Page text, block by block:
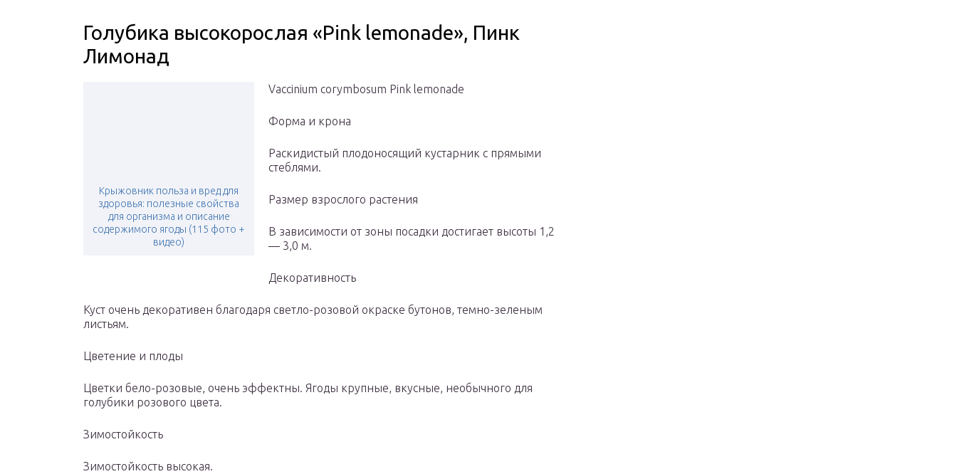
Голубика высокорослая «Pink lemonade», Пинк
Лимонад
Крыжовник польза и вред для
здоровья: полезные свойства
для организма и описание
содержимого ягоды (115 фото +
видео)
Vaccinium corymbosum Pink lemonade
Форма и крона
Раскидистый плодоносящий кустарник с прямыми
стеблями.
Размер взрослого растения
В зависимости от зоны посадки достигает высоты 1,2
— 3,0 м.
Декоративность
Куст очень декоративен благодаря светло-розовой окраске бутонов, темно-зеленым
листьям.
Цветение и плоды
Цветки бело-розовые, очень эффектны. Ягоды крупные, вкусные, необычного для
голубики розового цвета.
Зимостойкость
Зимостойкость высокая.